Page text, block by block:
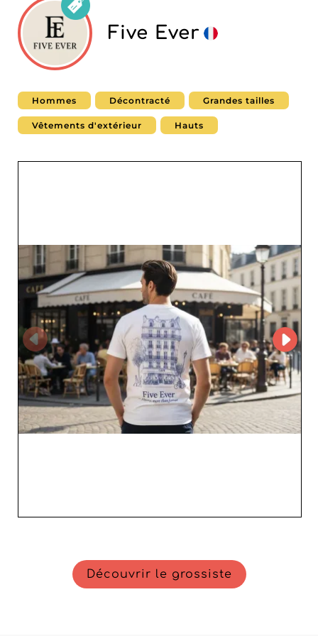
Five Ever
Hommes Décontracté Grandes tailles
Vêtements d'extérieur Hauts
Découvrir le grossiste